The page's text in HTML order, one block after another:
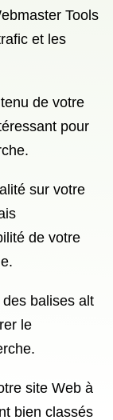
Tools
et les
de votre
pour
sur votre
de votre
balises alt
le
site Web à
bien classés